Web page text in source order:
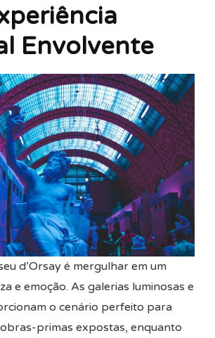
Envolvente
d’Orsay é mergulhar em um
e emoção. As galerias luminosas e
o cenário perfeito para
primas expostas, enquanto